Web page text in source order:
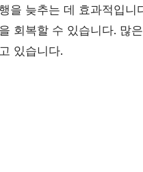
을 늦추는 데 효과적입
회복할 수 있습니다. 많
있습니다.